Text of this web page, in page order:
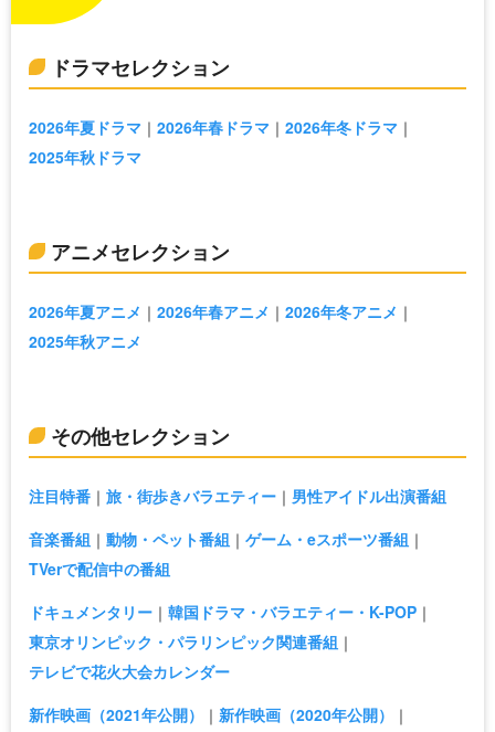
ドラマセレクション
2026年夏ドラマ 2026年春ドラマ
2026年冬ドラマ
2025年秋ドラマ
アニメセレクション
2026年夏アニメ 2026年春アニメ
2026年冬アニメ
2025年秋アニメ
その他セレクション
注目特番 旅・街歩きバラエティー
男性アイドル出演番組
音楽番組
動物・ペット番組
ゲーム・eスポーツ番組
TVerで配信中の番組
ドキュメンタリー
韓国ドラマ・バラエティー・K-POP
東京オリンピック・パラリンピック関連番組
テレビで花火大会カレンダー
新作映画（2021年公開）
新作映画（2020年公開）